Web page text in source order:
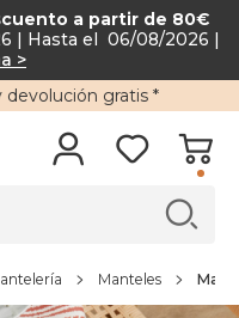
a partir de 80€
| Hasta el 06/08/2026 |
>
devolución gratis*
Manteles